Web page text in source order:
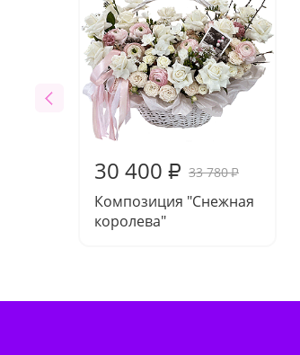
30 400 ₽ 33 780₽
Композиция "Снежная
королева"